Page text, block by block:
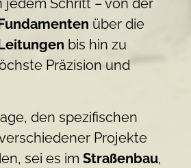
jedem Schritt – von der
über die
bis hin zu
Präzision und
den spezifischen
Projekte
sei es im Straßenbau,